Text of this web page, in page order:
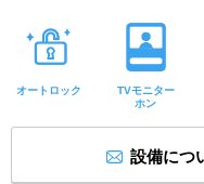
オートロック
TVモニター
ホン
設備につ